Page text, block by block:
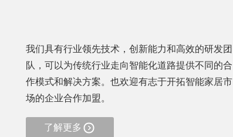
我们具有行业领先技术，创新能力和高效的研发团
队，可以为传统行业走向智能化道路提供不同的合
作模式和解决方案。也欢迎有志于开拓智能家居市
场的企业合作加盟。
了解更多